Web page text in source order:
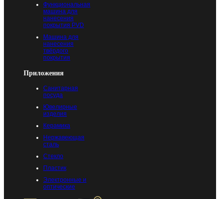
Функциональная
машина для
нанесения
покрытия PVD
Машина для
нанесения
твёрдого
покрытия
Приложения
Санитарная
посуда
Ювелирные
изделия
Керамика
Нержавеющая
сталь
Стекло
Пластик
Электронные и
оптические